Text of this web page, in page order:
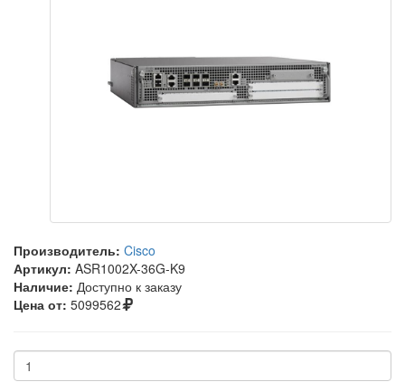
Производитель: Cisco
Артикул: ASR1002X-36G-K9
Наличие: Доступно к заказу
Цена от: 5099562